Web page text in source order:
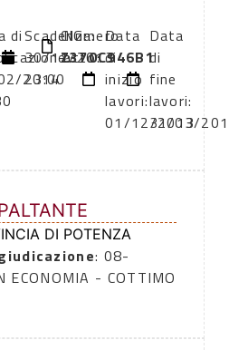
di
2014
Scadenza:
30/11/2013
23:00
Numero
atto:
CIG:
Z370C946B1
Data
di
inizio
lavori:
01/12/2013
Data
di
fine
lavori:
31/03/
DI POTENZA
: 08-
ECONOMIA - COTTIMO